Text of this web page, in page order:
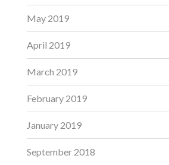
May 2019
April 2019
March 2019
February 2019
January 2019
September 2018